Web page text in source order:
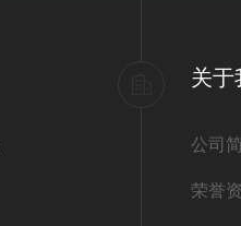
关于
公司
荣誉